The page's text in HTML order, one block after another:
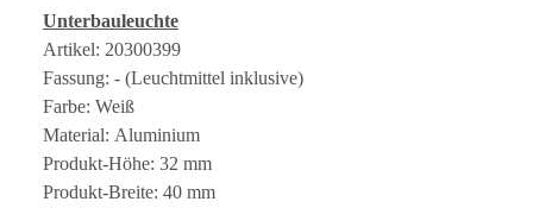
Unterbauleuchte
Artikel: 20300399
Fassung: - (Leuchtmittel inklusive)
Farbe: Weiß
Material: Aluminium
Produkt-Höhe: 32 mm
Produkt-Breite: 40 mm